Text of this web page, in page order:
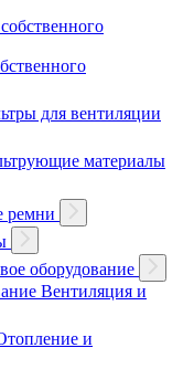
для вентиляции
материалы
ремни
оборудование
Вентиляция и
и